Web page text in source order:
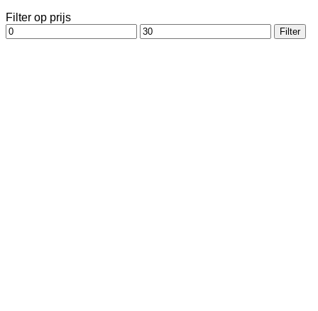
Filter op prijs
Min.
prijs
Max.
prijs
Filter